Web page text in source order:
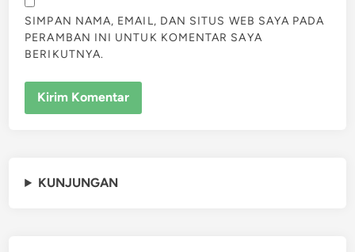
SIMPAN NAMA, EMAIL, DAN SITUS WEB SAYA PADA
PERAMBAN INI UNTUK KOMENTAR SAYA
BERIKUTNYA.
KUNJUNGAN